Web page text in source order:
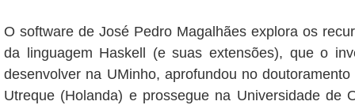
O software de José Pedro Magalhães explora os
da linguagem Haskell (e suas extensões), que o
desenvolver na UMinho, aprofundou no
Utreque (Holanda) e prossegue na Universidade de